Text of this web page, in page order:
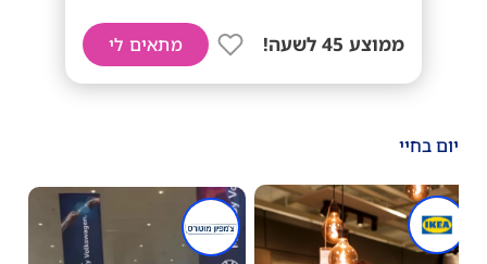
ממוצע 45 לשעה! מתאים לי
יום בחיי